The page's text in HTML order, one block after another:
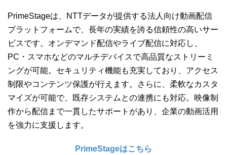
PrimeStageは、NTTデータが提供する法人向け動画配信
プラットフォームで、長年の実績を誇る信頼性の高いサー
ビスです。オンデマンド配信やライブ配信に対応し、
PC・スマホなどのマルチデバイスで高品質なストリーミ
ングが可能。セキュリティ機能も充実しており、アクセス
制限やコンテンツ保護が行えます。さらに、柔軟なカスタ
マイズが可能で、既存システムとの連携にも対応。映像制
作から配信まで一貫したサポートがあり、企業の動画活用
を強力に支援します。
PrimeStageはこちら